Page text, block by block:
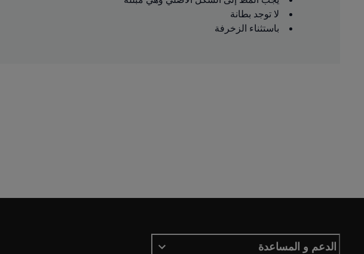
لا توجد بطانة
باستثناء الزخرفة
الدعم و المساعدة